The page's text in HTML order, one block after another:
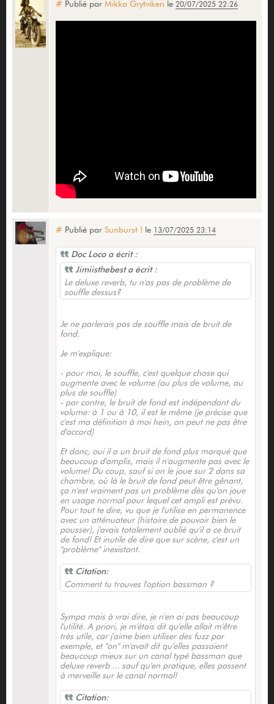
# Publié par Mikka Grytviken le 20/07/2025 22:26
# Publié par Sunburst ! le 13/07/2025 23:14
Doc Loco a écrit :
Jimiisthebest a écrit :
Le deluxe reverb, tu n'as pas de problème de
souffle dessus?
Je ne parlerais pas de souffle mais de bruit de
fond.
Je m'explique:
- pour moi, le souffle, c'est quelque chose qui
augmente avec le volume (au plus de volume, au
plus de souffle)
- par contre, le bruit de fond est indépendant du
volume: à 1 ou à 10, il est le même (je précise que
c'est ma définition à moi hein, on peut ne pas être
d'accord)
Et donc, oui il a un bruit de fond plus marqué que
beaucoup d'amplis, mais il n'augmente pas avec le
volume! Du coup, sauf si on le joue sur 2 dans sa
chambre, où là le bruit de fond peut être gênant,
ça n'est vraiment pas un problème dès qu'on joue
en usage normal pour lequel cet ampli est prévu.
Pour tout te dire, vu que je l'utilise en permanence
avec un atténuateur (histoire de pouvoir bien le
pousser), j'avais totalement oublié qu'il a ce bruit
de fond! Et inutile de dire que sur scène, c'est un
"problème" inexistant.
Citation:
Comment tu trouves l'option bassman ?
Sympa mais à vrai dire, je n'en ai pas beaucoup
l'utilité. A priori, je m'étais dit qu'elle allait m'être
très utile, car j'aime bien utiliser des fuzz par
exemple, et "on" m'avait dit qu'elles passaient
beaucoup mieux sur un canal typé bassman que
deluxe reverb ... sauf qu'en pratique, elles passent
à merveille sur le canal normal!
Citation: